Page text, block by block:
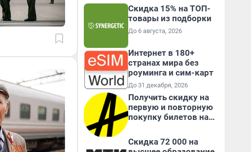
Скидка 15% на ТОП-
товары из подборки
До 6 августа, 2026
Интернет в 180+
странах мира без
роуминга и сим-карт
До 31 декабря, 2026
Получить скидку на
первую и повторную
покупку билетов на
Скидка 72 000 на